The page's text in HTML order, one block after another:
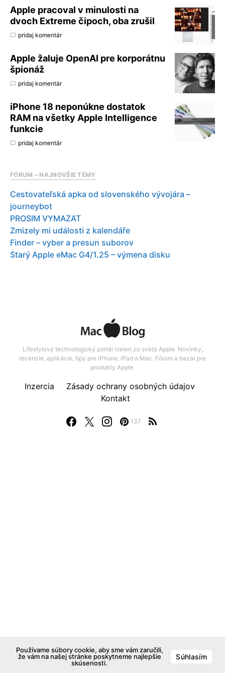
Apple pracoval v minulosti na
dvoch Extreme čipoch, oba zrušil
pridaj komentár
Apple žaluje OpenAI pre korporátnu
špionáž
pridaj komentár
iPhone 18 neponúkne dostatok
RAM na všetky Apple Intelligence
funkcie
pridaj komentár
FÓRUM – NAJNOVŠIE TÉMY
Cestovateľská apka od slovenského vývojára –
journeybot
PROSIM VYMAZAT
Zmizely mi události z kalendáře
Finder – vyber a presun suborov
Starý Apple eMac G4/1.25 – výmena disku
Lifestylový technologický portál nielen zo sveta Apple. Novinky,
recenzie, aplikácie, tipy pre iPhone, iPad a Mac. Fórum a bazár pre
produkty Apple.
137
Inzercia
Zásady ochrany osobných údajov
Kontakt
Používame súbory cookie, aby sme vám zaručili,
že vám na našej stránke poskytneme najlepšie
skúsenosti.
Súhlasím